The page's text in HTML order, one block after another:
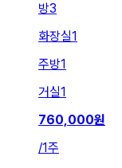
방3
화장실1
주방1
거실1
760,000원
/1주